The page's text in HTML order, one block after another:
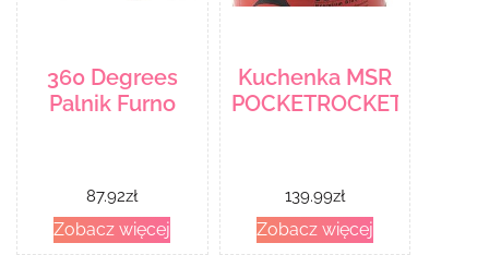
360 Degrees
Palnik Furno
87.92zł
Zobacz więcej
Kuchenka MSR
POCKETROCKET™
139.99zł
Zobacz więcej